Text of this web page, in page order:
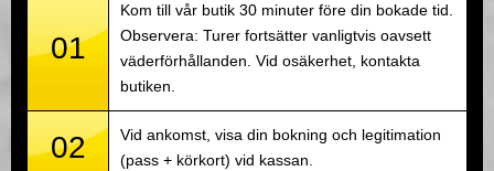
01
Kom till vår butik 30 minuter före din bokade tid.
Observera: Turer fortsätter vanligtvis oavsett
väderförhållanden. Vid osäkerhet, kontakta
butiken.
02
Vid ankomst, visa din bokning och legitimation
(pass + körkort) vid kassan.